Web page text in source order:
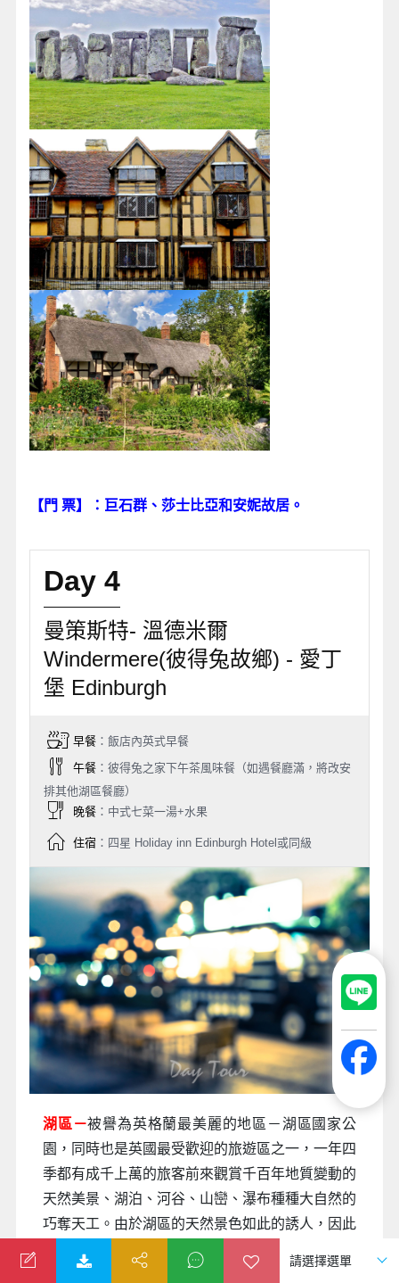
【門 票】：巨石群、莎士比亞和安妮故居。
Day 4
曼策斯特- 溫德米爾
Windermere(彼得兔故鄉) - 愛丁
堡 Edinburgh
早餐：飯店內英式早餐
午餐：彼得兔之家下午茶風味餐（如遇餐廳滿，將改安
排其他湖區餐廳）
晚餐：中式七菜一湯+水果
住宿：四星 Holiday inn Edinburgh Hotel或同級
湖區－被譽為英格蘭最美麗的地區－湖區國家公
園，同時也是英國最受歡迎的旅遊區之一，一年四
季都有成千上萬的旅客前來觀賞千百年地質變動的
天然美景、湖泊、河谷、山巒、瀑布種種大自然的
巧奪天工。由於湖區的天然景色如此的誘人，因此
許多的藝術家以及文學家都因此而在此被孕育出